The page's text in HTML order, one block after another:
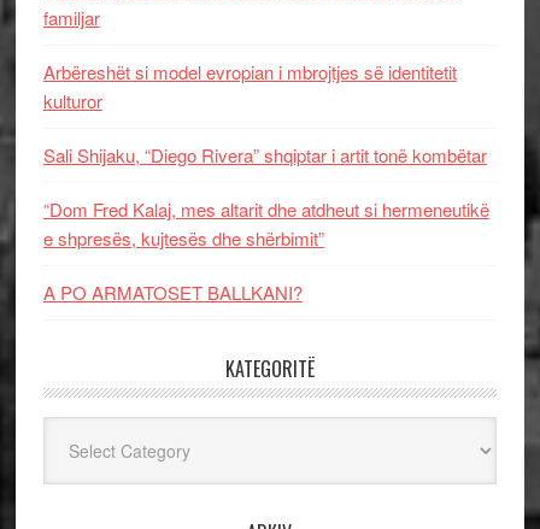
familjar
Arbëreshët si model evropian i mbrojtjes së identitetit
kulturor
Sali Shijaku, “Diego Rivera” shqiptar i artit tonë kombëtar
“Dom Fred Kalaj, mes altarit dhe atdheut si hermeneutikë
e shpresës, kujtesës dhe shërbimit”
A PO ARMATOSET BALLKANI?
KATEGORITË